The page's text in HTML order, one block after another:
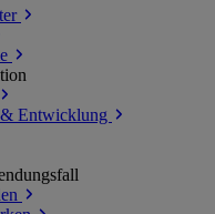
Entwicklung